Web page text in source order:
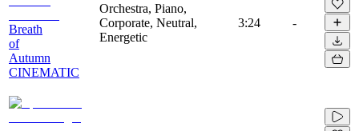
Breath
of
Autumn
CINEMATIC
Orchestra, Piano,
Corporate, Neutral,
Energetic
3:24 -